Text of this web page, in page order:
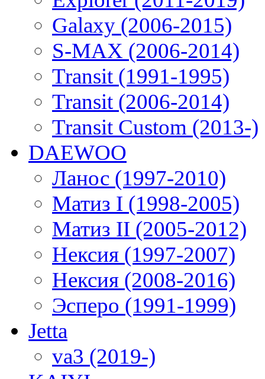
Galaxy (2006-2015)
S-MAX (2006-2014)
Transit (1991-1995)
Transit (2006-2014)
Transit Custom (2013-)
DAEWOO
Ланос (1997-2010)
Матиз I (1998-2005)
Матиз II (2005-2012)
Нексия (1997-2007)
Нексия (2008-2016)
Эсперо (1991-1999)
Jetta
va3 (2019-)